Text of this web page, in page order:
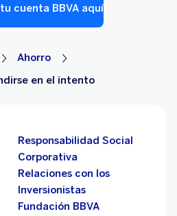
cuenta BBVA aquí
Ahorro
en el intento
Responsabilidad Social
Corporativa
Relaciones con los
Inversionistas
Fundación BBVA